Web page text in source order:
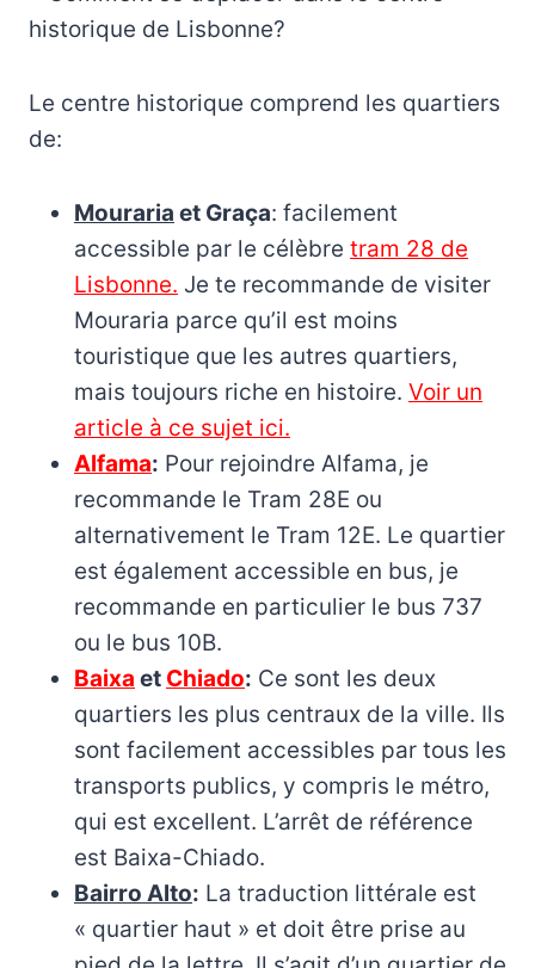
Le centre historique comprend les quartiers
de:
Mouraria et Graça: facilement
accessible par le célèbre tram 28 de
Lisbonne. Je te recommande de visiter
Mouraria parce qu’il est moins
touristique que les autres quartiers,
mais toujours riche en histoire. Voir un
article à ce sujet ici.
Alfama: Pour rejoindre Alfama, je
recommande le Tram 28E ou
alternativement le Tram 12E. Le quartier
est également accessible en bus, je
recommande en particulier le bus 737
ou le bus 10B.
Baixa et Chiado: Ce sont les deux
quartiers les plus centraux de la ville. Ils
sont facilement accessibles par tous les
transports publics, y compris le métro,
qui est excellent. L’arrêt de référence
est Baixa-Chiado.
Bairro Alto: La traduction littérale est
« quartier haut » et doit être prise au